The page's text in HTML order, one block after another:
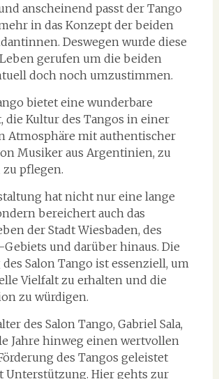
anscheinend passt der Tango
in das Konzept der beiden
Deswegen wurde diese
gerufen um die beiden
doch noch umzustimmen.
bietet eine wunderbare
die Kultur des Tangos in einer
Atmosphäre mit authentischer
Musiker aus Argentinien, zu
pflegen.
hat nicht nur eine lange
bereichert auch das
der Stadt Wiesbaden, des
und darüber hinaus. Die
Salon Tango ist essenziell, um
Vielfalt zu erhalten und die
zu würdigen.
des Salon Tango, Gabriel Sala,
Jahre hinweg einen wertvollen
des Tangos geleistet
Unterstützung. Hier gehts zur